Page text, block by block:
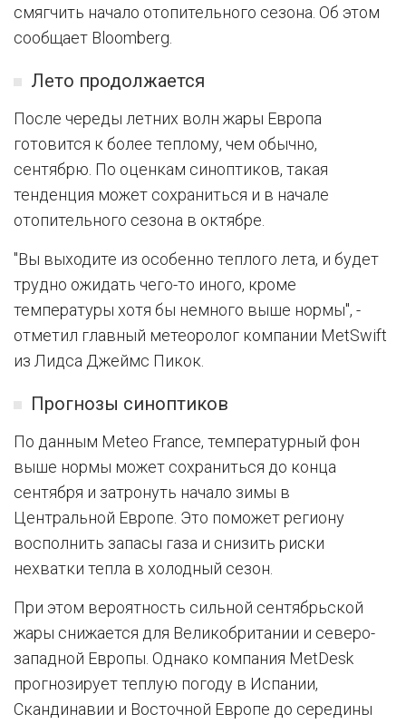
смягчить начало отопительного сезона. Об этом
сообщает Bloomberg.
Лето продолжается
После череды летних волн жары Европа
готовится к более теплому, чем обычно,
сентябрю. По оценкам синоптиков, такая
тенденция может сохраниться и в начале
отопительного сезона в октябре.
"Вы выходите из особенно теплого лета, и будет
трудно ожидать чего-то иного, кроме
температуры хотя бы немного выше нормы", -
отметил главный метеоролог компании MetSwift
из Лидса Джеймс Пикок.
Прогнозы синоптиков
По данным Meteo France, температурный фон
выше нормы может сохраниться до конца
сентября и затронуть начало зимы в
Центральной Европе. Это поможет региону
восполнить запасы газа и снизить риски
нехватки тепла в холодный сезон.
При этом вероятность сильной сентябрьской
жары снижается для Великобритании и северо-
западной Европы. Однако компания MetDesk
прогнозирует теплую погоду в Испании,
Скандинавии и Восточной Европе до середины